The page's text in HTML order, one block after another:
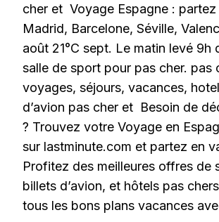
cher et Voyage Espagne :
Madrid, Barcelone, Séville,
août 21°C sept. Le matin levé 9h
salle de sport pour pas cher. pas
voyages, séjours, vacances,
d’avion pas cher et Besoin de
? Trouvez votre Voyage en
sur lastminute.com et partez en
Profitez des meilleures offres de
billets d’avion, et hôtels pas
tous les bons plans vacances